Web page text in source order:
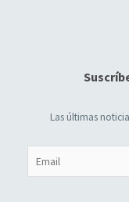
Las últimas